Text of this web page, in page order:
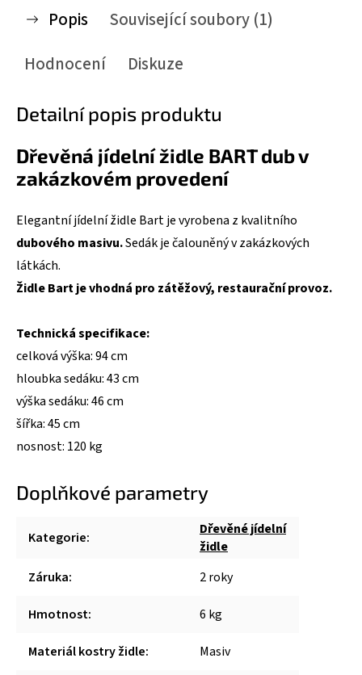
Popis
Související soubory (1)
Hodnocení
Diskuze
Detailní popis produktu
Dřevěná jídelní židle BART dub v
zakázkovém provedení
Elegantní jídelní židle Bart je vyrobena z kvalitního
dubového masivu.Sedák je čalouněný v zakázkových
látkách.
Židle Bart je vhodná pro zátěžový, restaurační provoz.
Technická specifikace:
celková výška: 94 cm
hloubka sedáku: 43 cm
výška sedáku: 46 cm
šířka: 45 cm
nosnost: 120 kg
Doplňkové parametry
Kategorie:
Dřevěné jídelní
židle
Záruka: 2 roky
Hmotnost: 6 kg
Materiál kostry židle: Masiv